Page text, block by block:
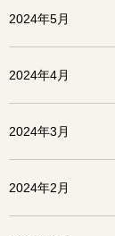
2024年5月
2024年4月
2024年3月
2024年2月